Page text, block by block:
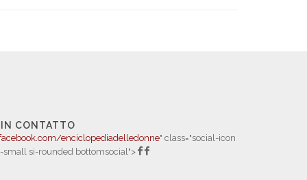
CONTATTO
enciclopediadelledonne" class="social-icon
small si-rounded bottomsocial">